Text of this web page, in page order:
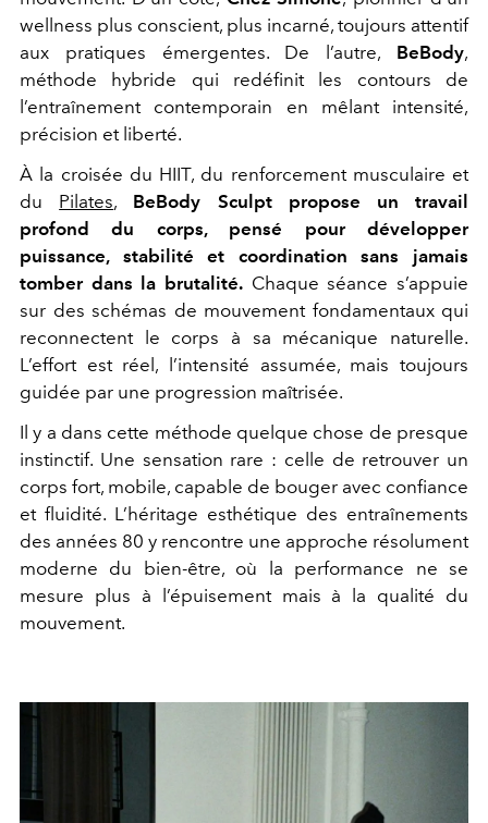
wellness plus conscient, plus incarné, toujours attentif
aux pratiques émergentes. De l’autre, BeBody,
méthode hybride qui redéfinit les contours de
l’entraînement contemporain en mêlant intensité,
précision et liberté.
À la croisée du HIIT, du renforcement musculaire et
du Pilates, BeBody Sculpt propose un travail
profond du corps, pensé pour développer
puissance, stabilité et coordination sans jamais
tomber dans la brutalité. Chaque séance s’appuie
sur des schémas de mouvement fondamentaux qui
reconnectent le corps à sa mécanique naturelle.
L’effort est réel, l’intensité assumée, mais toujours
guidée par une progression maîtrisée.
Il y a dans cette méthode quelque chose de presque
instinctif. Une sensation rare : celle de retrouver un
corps fort, mobile, capable de bouger avec confiance
et fluidité. L’héritage esthétique des entraînements
des années 80 y rencontre une approche résolument
moderne du bien-être, où la performance ne se
mesure plus à l’épuisement mais à la qualité du
mouvement.